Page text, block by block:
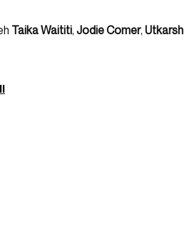
Taika Waititi, Jodie Comer, Utkarsh